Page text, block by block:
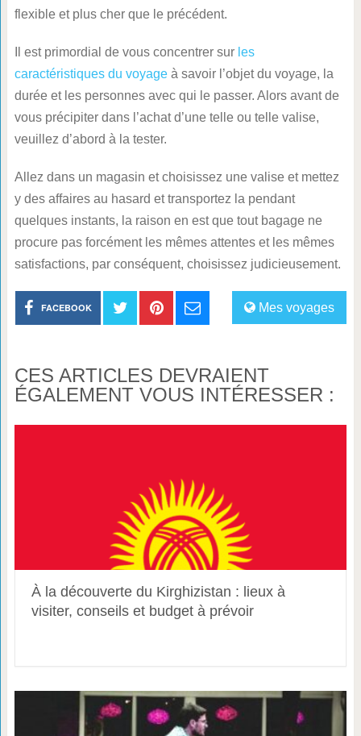
flexible et plus cher que le précédent.
Il est primordial de vous concentrer sur les
caractéristiques du voyageà savoir l’objet du voyage, la
durée et les personnes avec qui le passer. Alors avant de
vous précipiter dans l’achat d’une telle ou telle valise,
veuillez d’abord à la tester.
Allez dans un magasin et choisissez une valise et mettez
y des affaires au hasard et transportez la pendant
quelques instants, la raison en est que tout bagage ne
procure pas forcément les mêmes attentes et les mêmes
satisfactions, par conséquent, choisissez judicieusement.
Mes voyages
FACEBOOK
CES ARTICLES DEVRAIENT
ÉGALEMENT VOUS INTÉRESSER :
À la découverte du Kirghizistan : lieux à
visiter, conseils et budget à prévoir